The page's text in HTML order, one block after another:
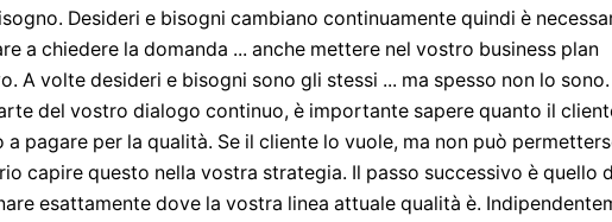
Desideri e bisogni cambiano continuamente quindi è
a chiedere la domanda ... anche mettere nel vostro business plan
A volte desideri e bisogni sono gli stessi ... ma spesso non lo sono.
del vostro dialogo continuo, è importante sapere quanto il
a pagare per la qualità. Se il cliente lo vuole, ma non può
capire questo nella vostra strategia. Il passo successivo è quello
esattamente dove la vostra linea attuale qualità è.